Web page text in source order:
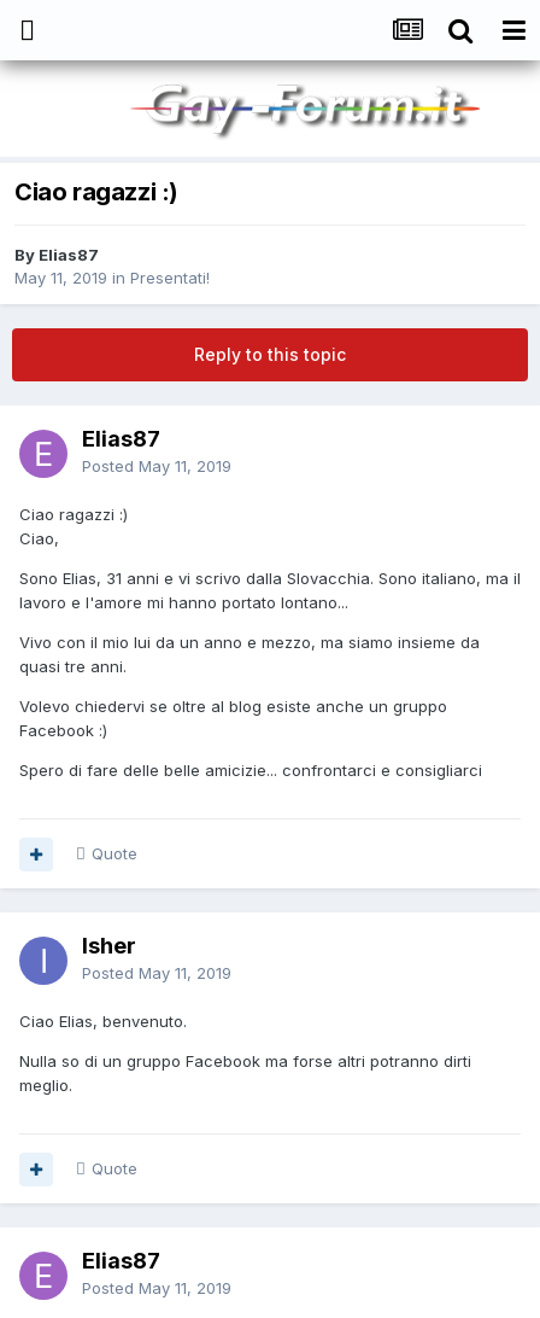
Ciao ragazzi :)
By Elias87
May 11, 2019 in Presentati!
Reply to this topic
Elias87
Posted May 11, 2019
Ciao ragazzi :)
Ciao,
Sono Elias, 31 anni e vi scrivo dalla Slovacchia. Sono italiano, ma il
lavoro e l'amore mi hanno portato lontano...
Vivo con il mio lui da un anno e mezzo, ma siamo insieme da
quasi tre anni.
Volevo chiedervi se oltre al blog esiste anche un gruppo
Facebook :)
Spero di fare delle belle amicizie... confrontarci e consigliarci
Quote
Isher
Posted May 11, 2019
Ciao Elias, benvenuto.
Nulla so di un gruppo Facebook ma forse altri potranno dirti
meglio.
Quote
Elias87
Posted May 11, 2019